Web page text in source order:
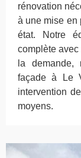
rénovation
à une mise en
état. Notre
complète
la
façade à Le
intervention
moyens.